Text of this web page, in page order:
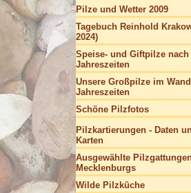
Pilze und Wetter 2009
Tagebuch Reinhold
2024)
Speise- und Giftpilze nach
Jahreszeiten
Unsere Großpilze im
Jahreszeiten
Schöne Pilzfotos
Pilzkartierungen - Daten
Karten
Ausgewählte
Mecklenburgs
Wilde Pilzküche